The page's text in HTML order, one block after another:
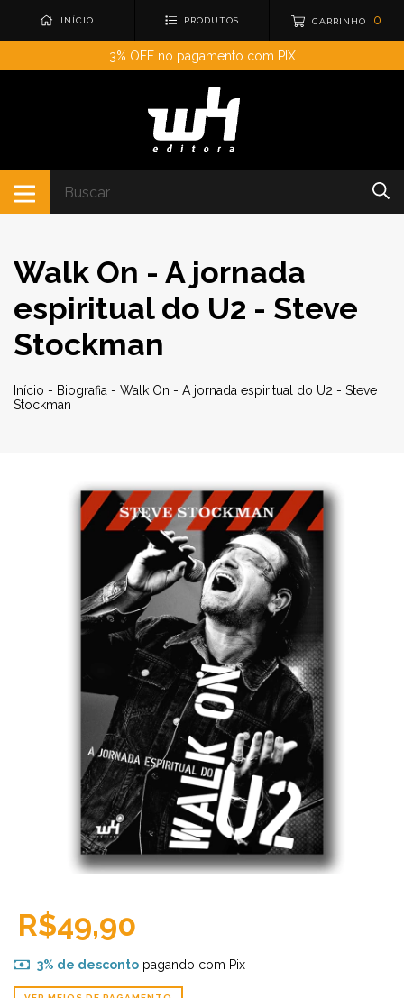
INÍCIO PRODUTOS CARRINHO 0
3% OFF no pagamento com PIX
Walk On - A jornada
espiritual do U2 - Steve
Stockman
Início - Biografia - Walk On - A jornada espiritual do U2 - Steve
Stockman
R$49,90
3% de descontopagando com Pix